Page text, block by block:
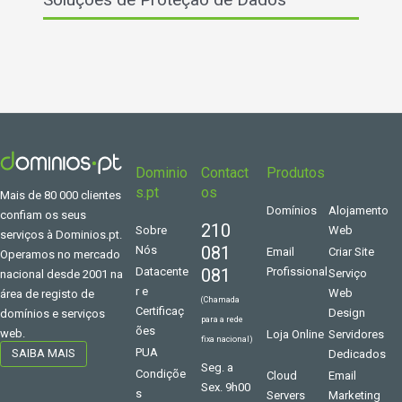
Mais de 80 000 clientes
confiam os seus
serviços à Dominios.pt.
Operamos no mercado
nacional desde 2001 na
área de registo de
domínios e serviços
web.
SAIBA MAIS
Dominio
s.pt
Sobre
Nós
Datacente
r e
Certificaç
ões
PUA
Condiçõe
s
Contact
os
210
081
081
(Chamada
para a rede
fixa nacional)
Seg. a
Sex. 9h00
Produtos
Domínios
Alojamento
Web
Email
Profissional
Criar Site
Serviço
Web
Design
Loja Online Servidores
Dedicados
Cloud
Servers
Email
Marketing